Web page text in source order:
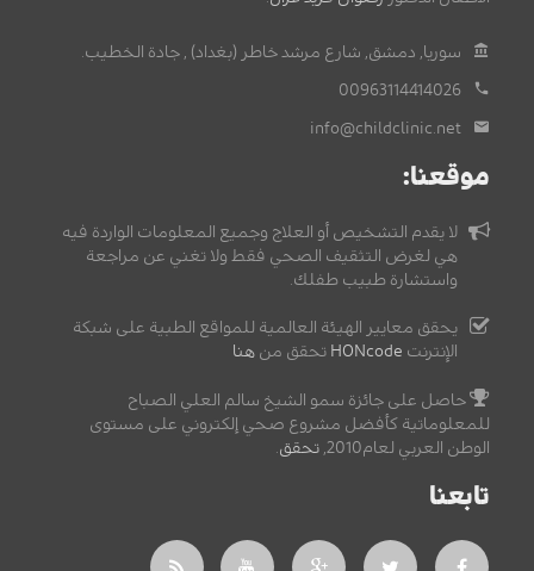
سوريا, دمشق, شارع مرشد خاطر (بغداد) , جادة الخطيب.
00963114414026
info@childclinic.net
موقعنا:
لا يقدم التشخيص أو العلاج وجميع المعلومات الواردة فيه
هي لغرض التثقيف الصحي فقط ولا تغني عن مراجعة
واستشارة طبيب طفلك.
يحقق معايير الهيئة العالمية للمواقع الطبية على شبكة
الإنترنت HONcode تحقق من هنا
حاصل على جائزة سمو الشيخ سالم العلي الصباح
للمعلوماتية كأفضل مشروع صحي إلكتروني على مستوى
الوطن العربي لعام2010,
تحقق
تابعنا